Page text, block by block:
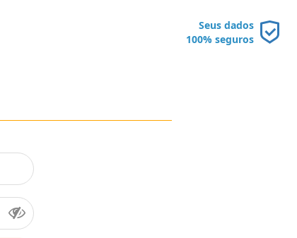
Seus dados
100% seguros